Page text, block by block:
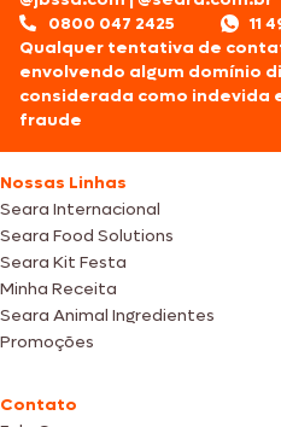
0800 047 2425
11
Qualquer tentativa de
envolvendo algum domínio
considerada como indevida
fraude
Nossas Linhas
Seara Internacional
Seara Food Solutions
Seara Kit Festa
Minha Receita
Seara Animal Ingredientes
Promoções
Contato